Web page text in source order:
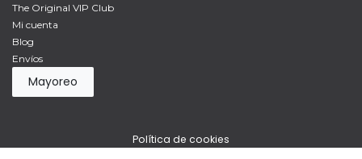
The Original VIP Club
Mi cuenta
Blog
Envíos
Mayoreo
Política de cookies